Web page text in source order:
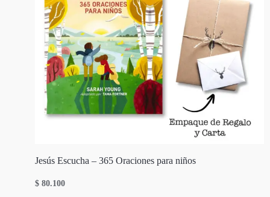
Jesús Escucha – 365 Oraciones para niños
$ 80.100